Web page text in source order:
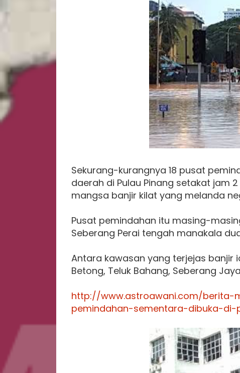
Sekurang-kurangnya 18 pusat
daerah di Pulau Pinang setakat jam
mangsa banjir kilat yang melanda
Pusat pemindahan itu masing-
Seberang Perai tengah manakala
Antara kawasan yang terjejas banjir
Betong, Teluk Bahang, Seberang
http://www.astroawani.com/berita-
pemindahan-sementara-dibuka-di-